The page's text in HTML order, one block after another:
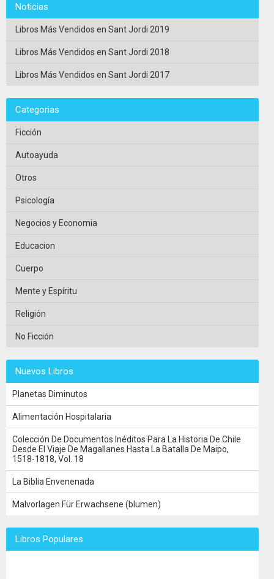
Noticias
Libros Más Vendidos en Sant Jordi 2019
Libros Más Vendidos en Sant Jordi 2018
Libros Más Vendidos en Sant Jordi 2017
Categorias
Ficción
Autoayuda
Otros
Psicología
Negocios y Economia
Educacion
Cuerpo
Mente y Espíritu
Religión
No Ficción
Nuevos Libros
Planetas Diminutos
Alimentación Hospitalaria
Colección De Documentos Inéditos Para La Historia De Chile
Desde El Viaje De Magallanes Hasta La Batalla De Maipo,
1518-1818, Vol. 18
La Biblia Envenenada
Malvorlagen Für Erwachsene (blumen)
Libros Populares